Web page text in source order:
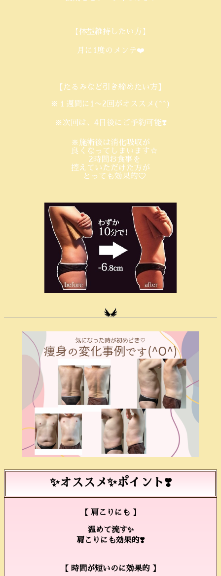
【体型維持したい方】
月に1度のメンテ❤️
【たるみなど引き締めたい方】
※１週間に1〜2回がオススメ(^^)
※次回は、4日後にご予約可能❣️
※施術後は消化吸収が
良くなってしまいます☆
2時間お食事を
控えていただけた方が
とっても効果的♡
✨オススメ✨ポイント❣️
【 肩こりにも 】
温めて流す✨
肩こりにも効果的❣️
【 時間が短いのに効果的 】